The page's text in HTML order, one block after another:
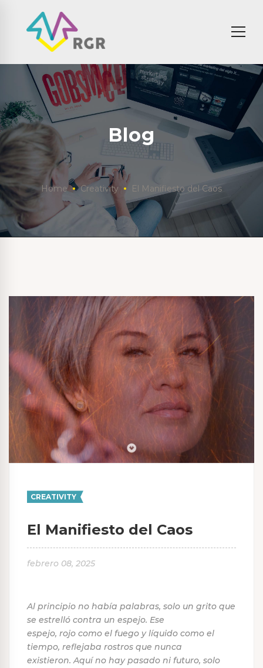
Blog
Home Creativity El Manifiesto del Caos
CREATIVITY
El Manifiesto del Caos
febrero 08, 2025
Al principio no había palabras, solo un grito que
se estrelló contra un espejo. Ese
espejo, rojo como el fuego y líquido como el
tiempo, reflejaba rostros que nunca
existieron. Aquí no hay pasado ni futuro, solo